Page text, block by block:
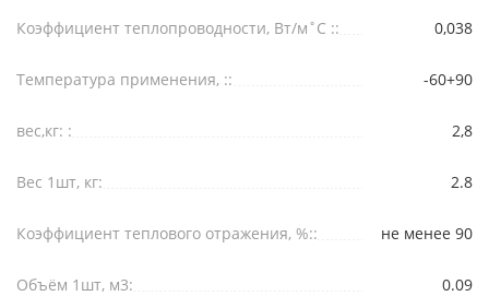
Коэффициент теплопроводности, Вт/м˚С :: 0,038
Температура применения, :: -60+90
вес,кг: : 2,8
Вес 1шт, кг: 2.8
Коэффициент теплового отражения, %:: не менее 90
Объём 1шт, м3: 0.09